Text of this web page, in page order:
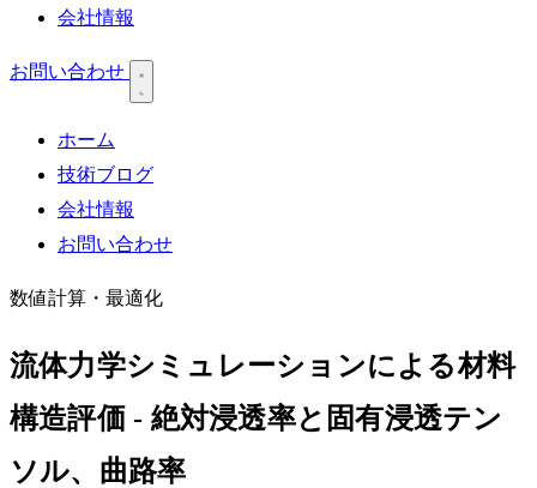
会社情報
お問い合わせ
ホーム
技術ブログ
会社情報
お問い合わせ
数値計算・最適化
流体力学シミュレーションによる材料
構造評価 - 絶対浸透率と固有浸透テン
ソル、曲路率